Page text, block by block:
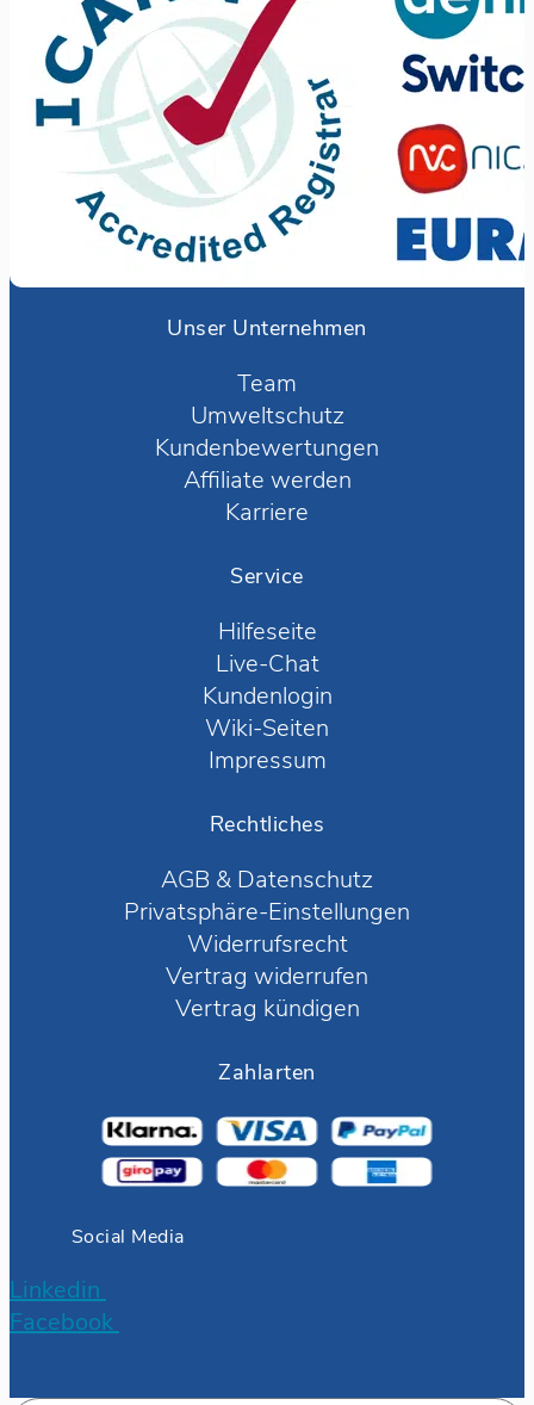
Unser Unternehmen
Team
Umweltschutz
Kundenbewertungen
Affiliate werden
Karriere
Service
Hilfeseite
Live-Chat
Kundenlogin
Wiki-Seiten
Impressum
Rechtliches
AGB & Datenschutz
Privatsphäre-Einstellungen
Widerrufsrecht
Vertrag widerrufen
Vertrag kündigen
Zahlarten
Social Media
Linkedin
Facebook